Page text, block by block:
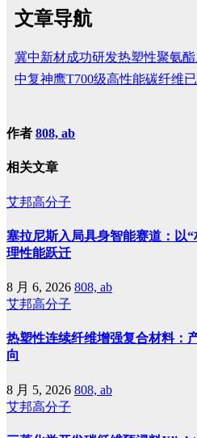
文章导航
冀中新材成功研发热塑性聚氨
中复神鹰T700级高性能碳纤维
作者 808, ab
相关文章
艾邦高分子
塞拉尼斯入局具身智能赛道：以
理性能跃迁
8 月 6, 2026 808, ab
艾邦高分子
热塑性连续纤维增强复合材料：
向
8 月 5, 2026 808, ab
艾邦高分子